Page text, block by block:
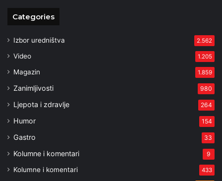
Categories
Izbor uredništva 2.562
Video 1.205
Magazin 1.859
Zanimljivosti 980
Ljepota i zdravlje 264
Humor 154
Gastro 33
Kolumne i komentari 9
Kolumne i komentari 433